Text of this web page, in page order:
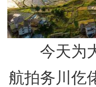
今天为大
航拍务川仡